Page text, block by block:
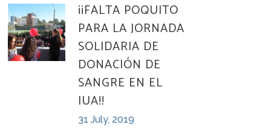
¡¡FALTA POQUITO
PARA LA JORNADA
SOLIDARIA DE
DONACIÓN DE
SANGRE EN EL
IUA!!
31 July, 2019